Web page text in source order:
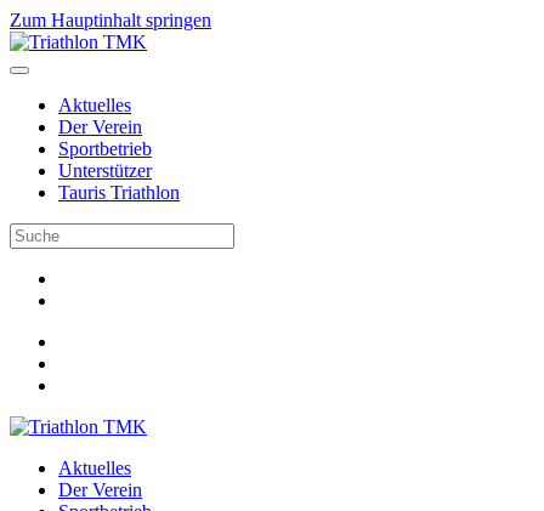
Zum Hauptinhalt springen
Aktuelles
Der Verein
Sportbetrieb
Unterstützer
Tauris Triathlon
Aktuelles
Der Verein